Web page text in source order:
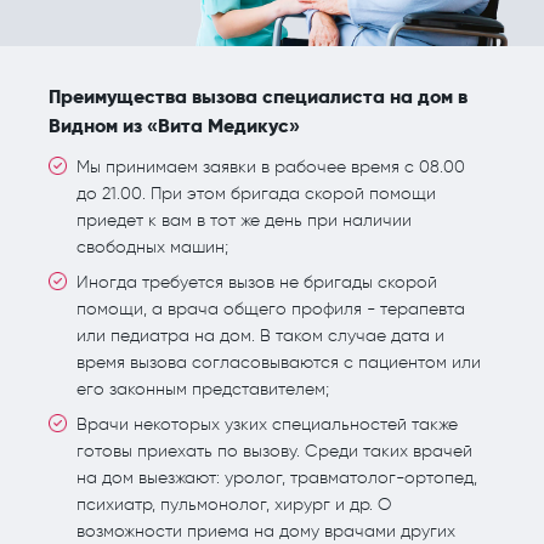
Преимущества вызова специалиста на дом в
Видном из «Вита Медикус»
Мы принимаем заявки в рабочее время с 08.00
до 21.00. При этом бригада скорой помощи
приедет к вам в тот же день при наличии
свободных машин;
Иногда требуется вызов не бригады скорой
помощи, а врача общего профиля - терапевта
или педиатра на дом. В таком случае дата и
время вызова согласовываются с пациентом или
его законным представителем;
Врачи некоторых узких специальностей также
готовы приехать по вызову. Среди таких врачей
на дом выезжают: уролог, травматолог-ортопед,
психиатр, пульмонолог, хирург и др. О
возможности приема на дому врачами других